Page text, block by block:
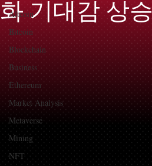
Altcoin
Bitcoin
Blockchain
Business
Ethereum
Market Analysis
Metaverse
Mining
NFT
화 기대감 상승